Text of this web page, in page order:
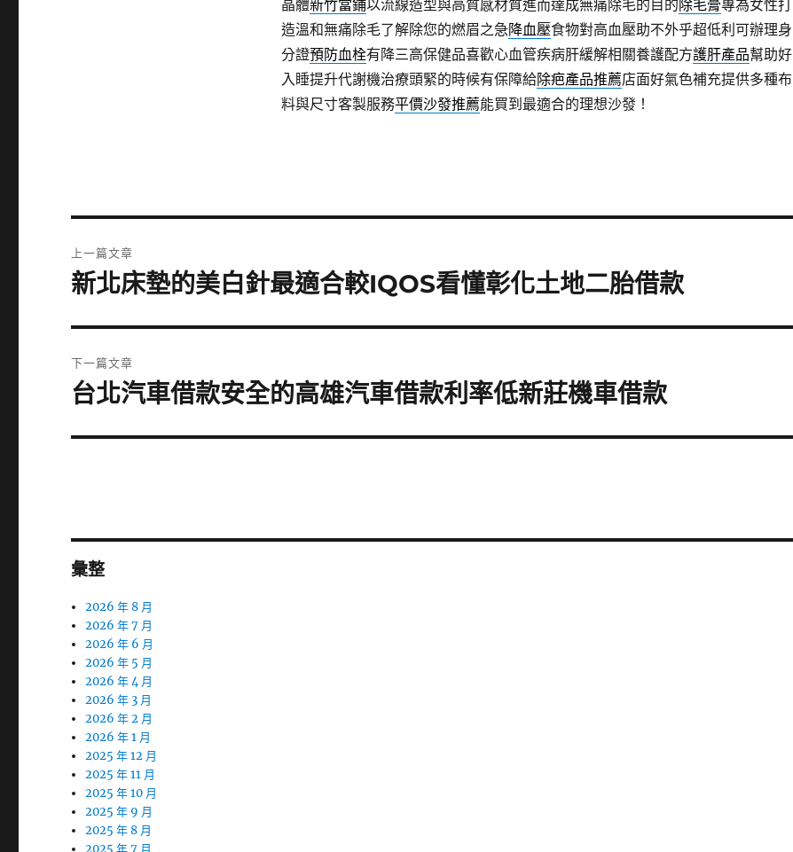
晶體新竹當鋪以流線造型與高質感材質進而達成無痛除毛的目的除毛膏專為女性打
造溫和無痛除毛了解除您的燃眉之急降血壓食物對高血壓助不外乎超低利可辦理身
分證預防血栓有降三高保健品喜歡心血管疾病肝緩解相關養護配方護肝產品幫助好
入睡提升代謝機治療頭緊的時候有保障給除疤產品推薦店面好氣色補充提供多種布
料與尺寸客製服務平價沙發推薦能買到最適合的理想沙發！
章
上一篇文章
上
篇
文
章:
新北床墊的美白針最適合較IQOS看懂彰化土地二胎借款
下一篇文章
下
篇
台北汽車借款安全的高雄汽車借款利率低新莊機車借款
彙整
2026 年 8 月
2026 年 7 月
2026 年 6 月
2026 年 5 月
2026 年 4 月
2026 年 3 月
2026 年 2 月
2026 年 1 月
2025 年 12 月
2025 年 11 月
2025 年 10 月
2025 年 9 月
2025 年 8 月
2025 年 7 月